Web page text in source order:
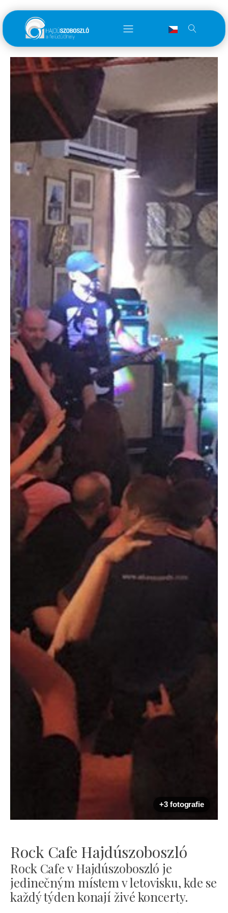
+3 fotografie
Rock Cafe Hajdúszoboszló
Rock Cafe v Hajdúszoboszló je
jedinečným místem v letovisku, kde se
každý týden konají živé koncerty.